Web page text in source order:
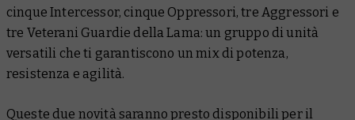
cinque Intercessor, cinque Oppressori, tre Aggressori e
tre Veterani Guardie della Lama: un gruppo di unità
versatili che ti garantiscono un mix di potenza,
resistenza e agilità.
Queste due novità saranno presto disponibili per il